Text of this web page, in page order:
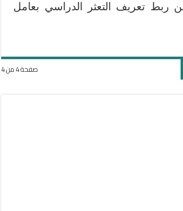
ربط تعريف التعثر الدراسي بعامل
صفحة 4 من 4